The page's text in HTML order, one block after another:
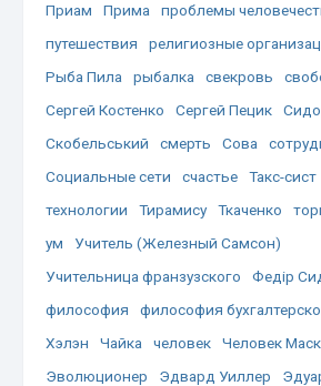
Приам
Прима проблемы
путешествия
религиозные
Рыба Пила
рыбалка свекровь
Сергей Костенко
Сергей Пецик
Скобельський
смерть Сова
Социальные сети
счастье Такс-сист
технологии
Тирамису Ткаченко
ум
Учитель (Железный Самсон)
Учительница франзузского
Федір
философия
философия
Хэлэн
Чайка человек Человек
Эволюционер
Эдвард Уиллер